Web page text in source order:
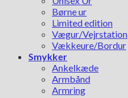
Børne ur
Limited edition
Vægur/Vejrstation
Vækkeure/Bordur
Smykker
Ankelkæde
Armbånd
Armring